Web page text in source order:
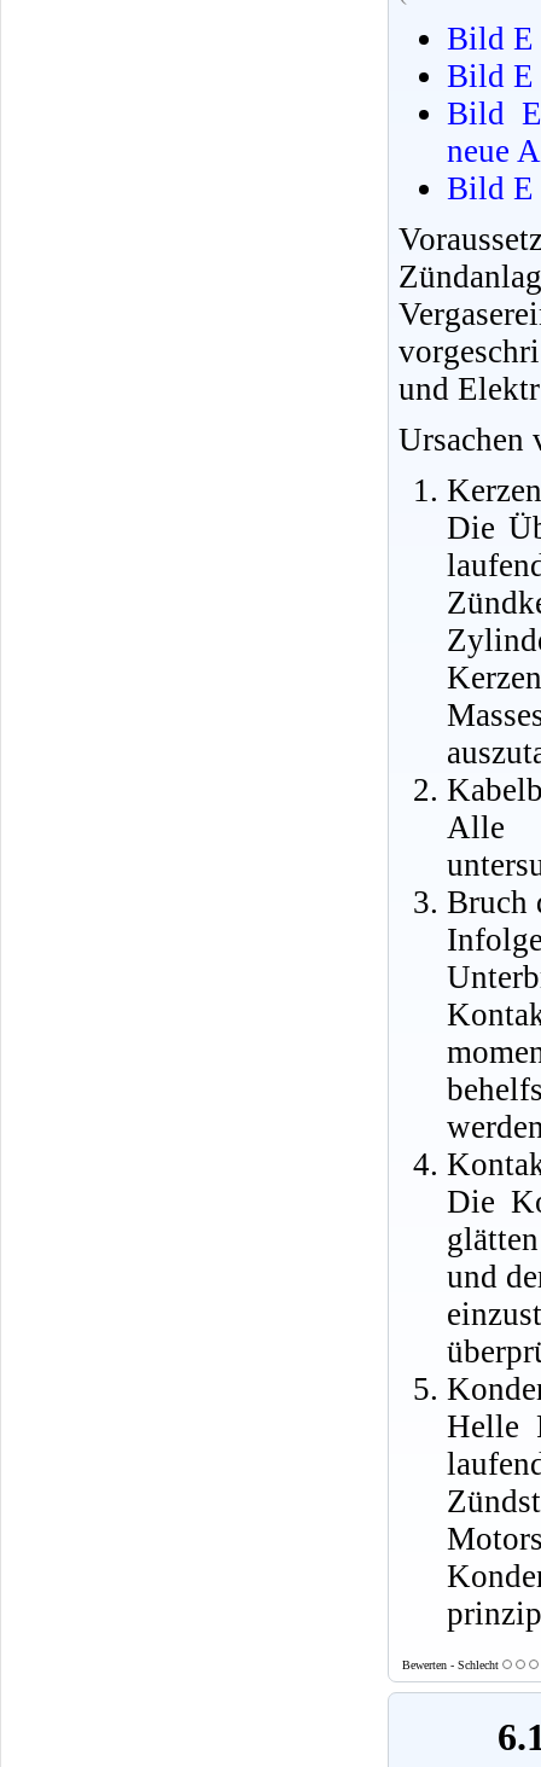
Bild E
Bild E
Bild
neue
Bild E
und
Ursachen
Die
Alle
Bruch
Die
und
Helle
Bewerten - Schlecht